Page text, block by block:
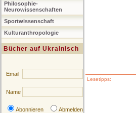
Philosophie-
Neurowissenschaften
Sportwissenschaft
Kulturanthropologie
Bücher auf Ukrainisch
Email
Name
Abonnieren Abmelden
Lesetipps: